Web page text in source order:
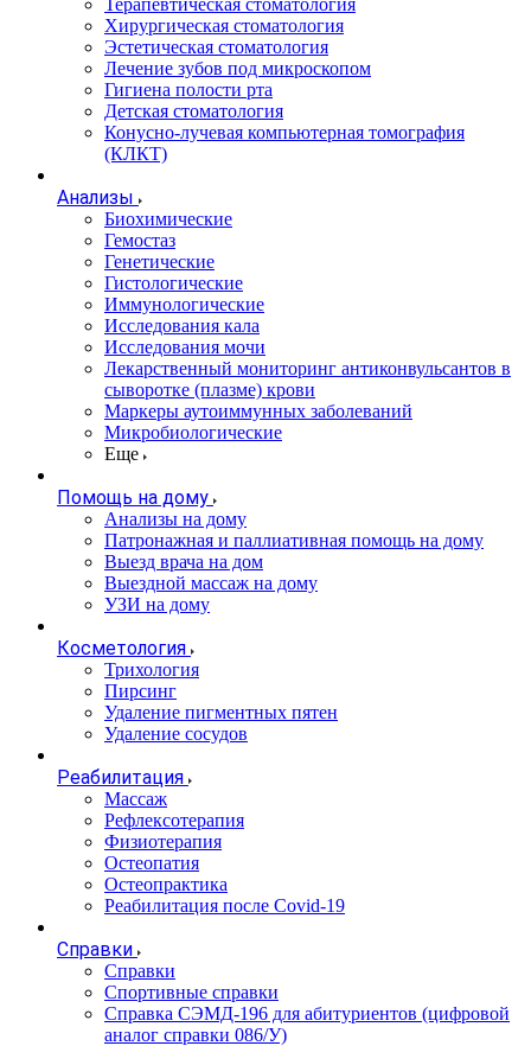
Терапевтическая стоматология
Хирургическая стоматология
Эстетическая стоматология
Лечение зубов под микроскопом
Гигиена полости рта
Детская стоматология
Конусно-лучевая компьютерная томография
(КЛКТ)
Анализы
Биохимические
Гемостаз
Генетические
Гистологические
Иммунологические
Исследования кала
Исследования мочи
Лекарственный мониторинг антиконвульсантов в
сыворотке (плазме) крови
Маркеры аутоиммунных заболеваний
Микробиологические
Еще
Помощь на дому
Анализы на дому
Патронажная и паллиативная помощь на дому
Выезд врача на дом
Выездной массаж на дому
УЗИ на дому
Косметология
Трихология
Пирсинг
Удаление пигментных пятен
Удаление сосудов
Реабилитация
Массаж
Рефлексотерапия
Физиотерапия
Остеопатия
Остеопрактика
Реабилитация после Covid-19
Справки
Справки
Спортивные справки
Справка СЭМД‑196 для абитуриентов (цифровой
аналог справки 086/У)